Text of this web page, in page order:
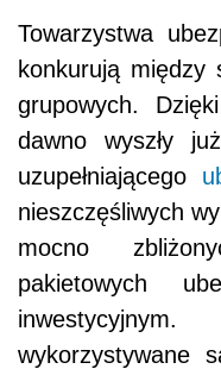
Towarzystwa
konkurują między
grupowych.
dawno wyszły
uzupełniającego
nieszczęśliwych
mocno
pakietowych
wykorzystywane